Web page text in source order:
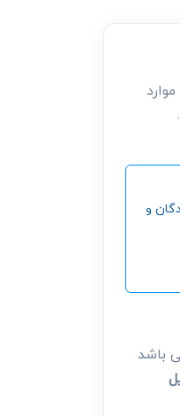
تولیدکنندگان و
باشد